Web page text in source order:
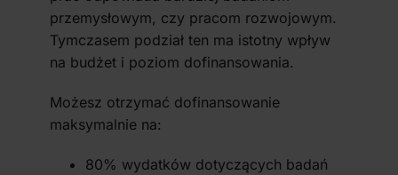
społecznościowym, reklamowym i analitycznym.
Partnerzy mogą połączyć te informacje z innymi danymi
otrzymanymi od Ciebie lub uzyskanymi podczas
korzystania z ich usług.
przemysłowym, czy pracom rozwojowym.
Tymczasem podział ten ma istotny wpływ
na budżet i poziom dofinansowania.
Możesz otrzymać dofinansowanie
maksymalnie na:
80% wydatków dotyczących badań